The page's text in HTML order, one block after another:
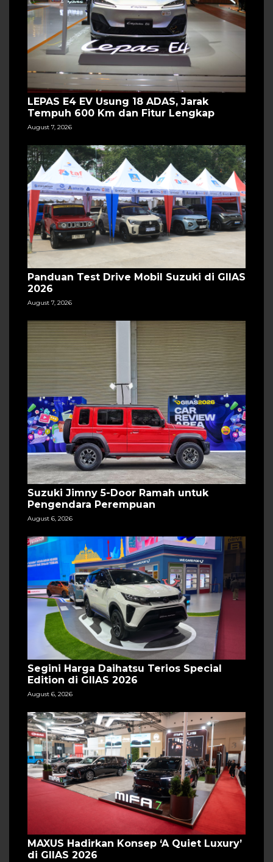
LEPAS E4 EV Usung 18 ADAS, Jarak
Tempuh 600 Km dan Fitur Lengkap
August 7, 2026
Panduan Test Drive Mobil Suzuki di GIIAS
2026
August 7, 2026
Suzuki Jimny 5-Door Ramah untuk
Pengendara Perempuan
August 6, 2026
Segini Harga Daihatsu Terios Special
Edition di GIIAS 2026
August 6, 2026
MAXUS Hadirkan Konsep ‘A Quiet Luxury’
di GIIAS 2026